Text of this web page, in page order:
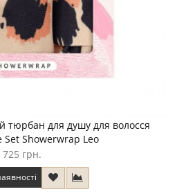
тюрбан для душу для волосся
Showerwrap Leo
725 грн.